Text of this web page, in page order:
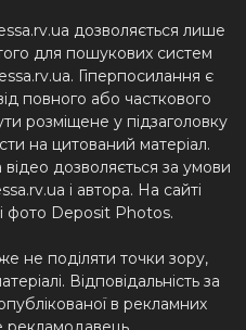
дозволяється лише
для пошукових систем
Гіперпосилання є
повного або часткового
розміщене у підзаголовку
на цитований матеріал.
дозволяється за умови
і автора. На сайті
фото Deposit Photos.
не поділяти точки зору,
Відповідальність за
в рекламних